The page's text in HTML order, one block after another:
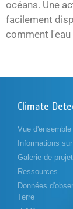
océans. Une
facilement
comment l'eau
Climate
Vue d'ensemble
Informations
Galerie de
Ressources
Données
Terre